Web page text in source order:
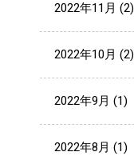
2022年11月 (2)
2022年10月 (2)
2022年9月 (1)
2022年8月 (1)